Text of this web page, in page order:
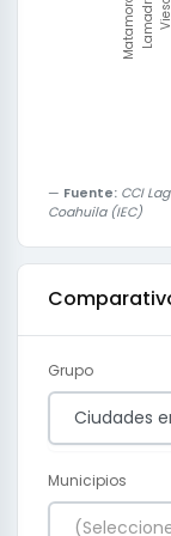
MatamorosLamadridViesca
Fuente: CCI
Coahuila (IEC)
Grupo
Ciudades
Municipios